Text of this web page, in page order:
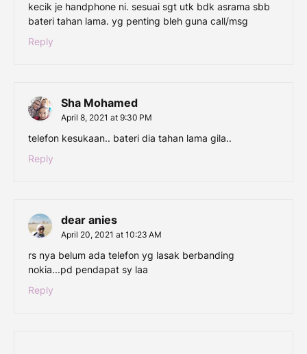
kecik je handphone ni. sesuai sgt utk bdk asrama sbb
bateri tahan lama. yg penting bleh guna call/msg
Reply
Sha Mohamed
April 8, 2021 at 9:30 PM
telefon kesukaan.. bateri dia tahan lama gila..
Reply
dear anies
April 20, 2021 at 10:23 AM
rs nya belum ada telefon yg lasak berbanding
nokia...pd pendapat sy laa
Reply